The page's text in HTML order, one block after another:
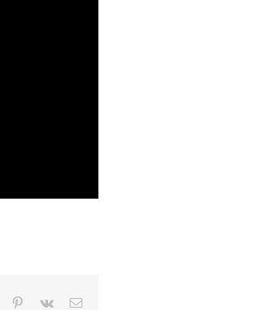
Tumblr Pinterest
Vk Email